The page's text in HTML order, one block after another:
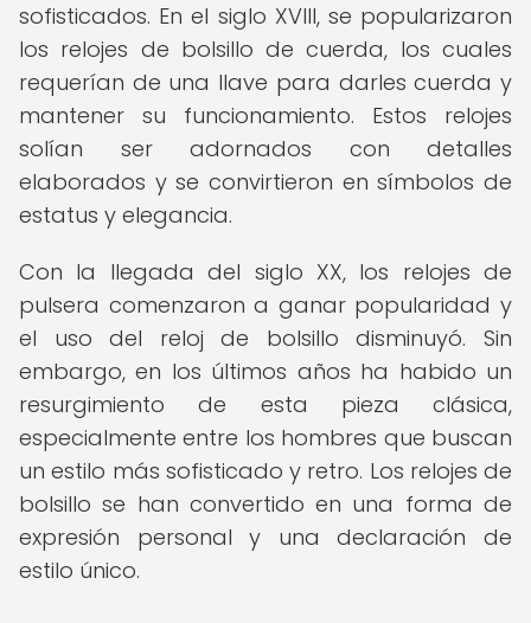
sofisticados. En el siglo XVIII, se popularizaron
los relojes de bolsillo de cuerda, los cuales
requerían de una llave para darles cuerda y
mantener su funcionamiento. Estos relojes
solían ser adornados con detalles
elaborados y se convirtieron en símbolos de
estatus y elegancia.
Con la llegada del siglo XX, los relojes de
pulsera comenzaron a ganar popularidad y
el uso del reloj de bolsillo disminuyó. Sin
embargo, en los últimos años ha habido un
resurgimiento de esta pieza clásica,
especialmente entre los hombres que buscan
un estilo más sofisticado y retro. Los relojes de
bolsillo se han convertido en una forma de
expresión personal y una declaración de
estilo único.